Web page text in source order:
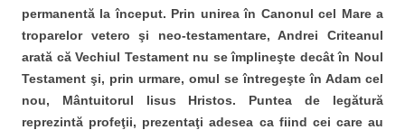
permanentă la început. Prin unirea în Canonul cel Mare a
troparelor vetero şi neo-testamentare, Andrei Criteanul
arată că Vechiul Testament nu se împlineşte decât în Noul
Testament şi, prin urmare, omul se întregeşte în Adam cel
nou, Mântuitorul Iisus Hristos. Puntea de legătură
reprezintă profeţii, prezentaţi adesea ca fiind cei care au